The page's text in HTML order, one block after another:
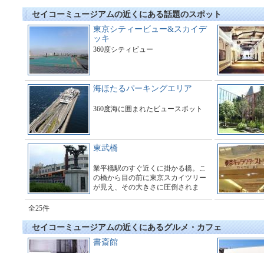
セイコーミュージアムの近くにある話題のスポット
東京シティービュー&スカイデ
ッキ
360度シティビュー
海ほたるパーキングエリア
360度海に囲まれたビュースポット
東武橋
業平橋駅のすぐ近くに掛かる橋。こ
の橋から目の前に東京スカイツリー
が見え、その大きさに圧倒されま
全25件
セイコーミュージアムの近くにあるグルメ・カフェ
書斎館